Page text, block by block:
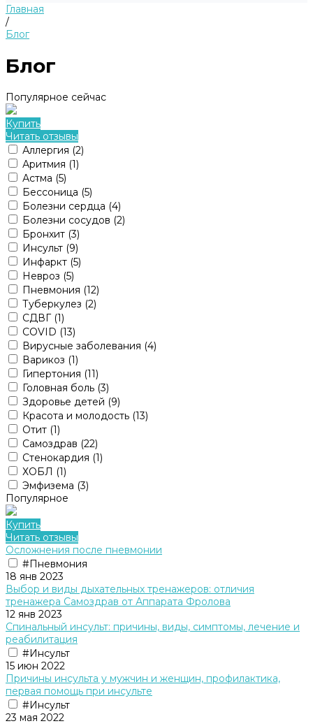
Главная
/
Блог
Блог
Популярное сейчас
Купить
Читать отзывы
Аллергия (2)
Аритмия (1)
Астма (5)
Бессоница (5)
Болезни сердца (4)
Болезни сосудов (2)
Бронхит (3)
Инсульт (9)
Инфаркт (5)
Невроз (5)
Пневмония (12)
Туберкулез (2)
СДВГ (1)
COVID (13)
Вирусные заболевания (4)
Варикоз (1)
Гипертония (11)
Головная боль (3)
Здоровье детей (9)
Красота и молодость (13)
Отит (1)
Самоздрав (22)
Стенокардия (1)
ХОБЛ (1)
Эмфизема (3)
Популярное
Купить
Читать отзывы
Осложнения после пневмонии
#Пневмония
18 янв 2023
Выбор и виды дыхательных тренажеров: отличия
тренажера Cамоздрав от Аппарата Фролова
12 янв 2023
Спинальный инсульт: причины, виды, симптомы, лечение и
реабилитация
#Инсульт
15 июн 2022
Причины инсульта у мужчин и женщин, профилактика,
первая помощь при инсульте
#Инсульт
23 мая 2022